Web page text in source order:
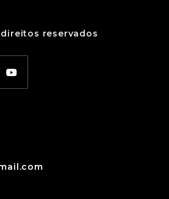
reservados